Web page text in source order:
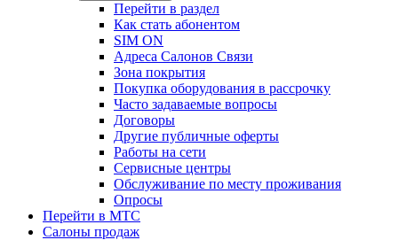
Перейти в раздел
Как стать абонентом
SIM ON
Адреса Салонов Связи
Зона покрытия
Покупка оборудования в рассрочку
Часто задаваемые вопросы
Договоры
Другие публичные оферты
Работы на сети
Сервисные центры
Обслуживание по месту проживания
Опросы
Перейти в МТС
Салоны продаж